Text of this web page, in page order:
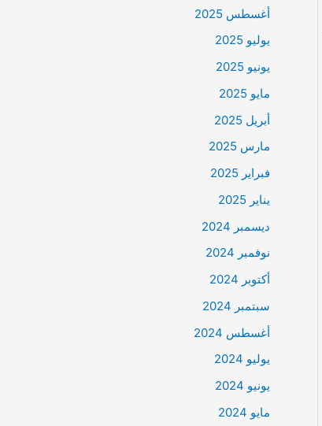
أغسطس 2025
يوليو 2025
يونيو 2025
مايو 2025
أبريل 2025
مارس 2025
فبراير 2025
يناير 2025
ديسمبر 2024
نوفمبر 2024
أكتوبر 2024
سبتمبر 2024
أغسطس 2024
يوليو 2024
يونيو 2024
مايو 2024